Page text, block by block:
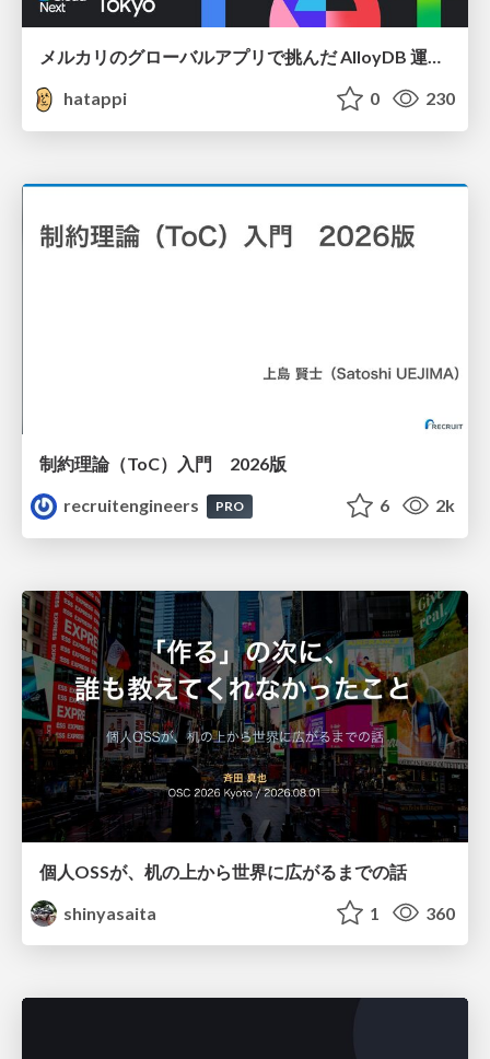
hatappi
0 230
制約理論（ToC）入門 2026版
recruitengineers
PRO 6 2k
個人OSSが、机の上から世界に広がるまでの話
shinyasaita
1 360